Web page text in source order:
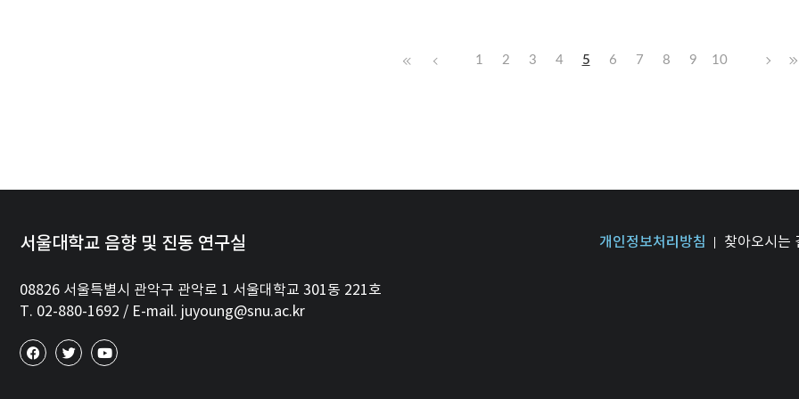
1 2 3 4 5 6 7 8 9 10
서울대학교 음향 및 진동 연구실 개인정보처리방침 찾아오시는
08826 서울특별시 관악구 관악로 1 서울대학교 301동 221호
T. 02-880-1692 / E-mail. juyoung@snu.ac.kr